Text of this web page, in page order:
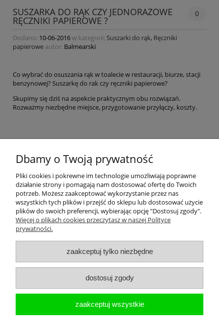
SUSZARKA DO RĄK CZY JEDNORAZOWE
RĘCZNIKI PAPIEROWE ?
0
Dodano: 10-06-2016w kategorii: Suszarki do rąk, Ręczniki
papierowe autor: Balmearski
Co wybrać do osuszania rąk w toalecie w restauracji, biurze, stacji
benzynowej? Suszarkę do rak czy ręczniki papierowe?
Skupimy się dziś na aspekcie praktycznym obu rozwiązań.
Rozważmy niezbędne miejsce, przygotowanie przyłączy, koszty.
Płatności i dostawa
Kolekcje
Moje konto
O nas
Dbamy o Twoją prywatność
Pliki cookies i pokrewne im technologie umożliwiają poprawne
działanie strony i pomagają nam dostosować ofertę do Twoich
potrzeb. Możesz zaakceptować wykorzystanie przez nas
wszystkich tych plików i przejść do sklepu lub dostosować użycie
plików do swoich preferencji, wybierając opcję "Dostosuj zgody".
Więcej o plikach cookies przeczytasz w naszej Polityce
prywatności.
zaakceptuj tylko niezbędne
dostosuj zgody
zaakceptuj wszystkie